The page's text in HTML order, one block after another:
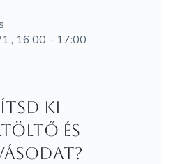
16:00 - 17:00
ki
és